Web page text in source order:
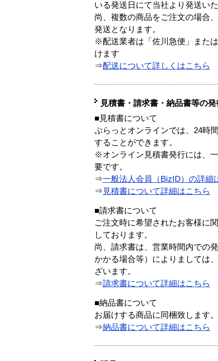
いる発送日にて当社より発送い
尚、複数の商品をご注文の場合
発送となります。
※配送業者は「佐川急便」また
けます
⇒配送について詳しくはこちら
見積書・請求書・納品書等の
■見積書について
ぷらっとオンラインでは、24時
することができます。
※オンライン見積書発行には、
要です。
⇒一般法人会員（BizID）の詳細
⇒ 見積書について詳細はこちら
■請求書について
ご注文時に希望されたお客様に
しております。
尚、請求書は、営業時間内での
かかる場合等）によりましては
ざいます。
⇒請求書について詳細はこちら
■納品書について
お届けする商品に同梱致します。
⇒納品書について詳細はこちら